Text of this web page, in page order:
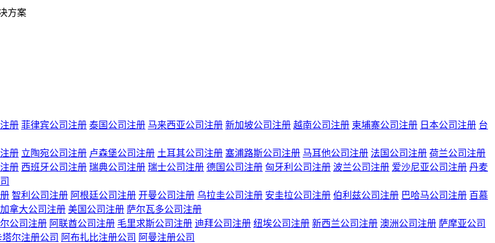
方案
册 菲律宾公司注册 泰国公司注册 马来西亚公司注册 新加坡公司注册 越南公司注册 柬埔寨公司注册 日本公司注册 台
册 立陶宛公司注册 卢森堡公司注册 土耳其公司注册 塞浦路斯公司注册 马耳他公司注册 法国公司注册 荷兰公司注册
册 西班牙公司注册 瑞典公司注册 瑞士公司注册 德国公司注册 匈牙利公司注册 波兰公司注册 爱沙尼亚公司注册 丹麦
智利公司注册 阿根廷公司注册 开曼公司注册 乌拉圭公司注册 安圭拉公司注册 伯利兹公司注册 巴哈马公司注册 百慕
加拿大公司注册 美国公司注册 萨尔瓦多公司注册
公司注册 阿联酋公司注册 毛里求斯公司注册 迪拜公司注册 纽埃公司注册 新西兰公司注册 澳洲公司注册 萨摩亚公司
塔尔注册公司 阿布扎比注册公司 阿曼注册公司